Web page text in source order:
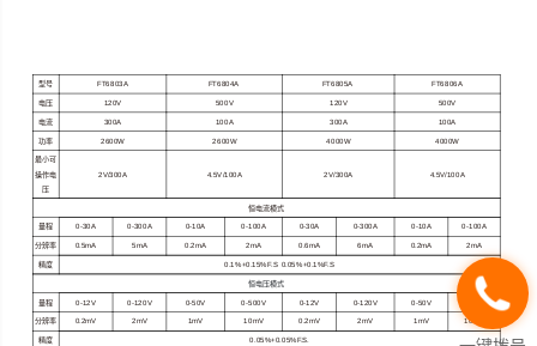
型号 FT6803A FT6804A FT6805A FT6806A
电压 120V 500V 120V 500V
电流 300A 100A 300A 100A
功率 2600W 2600W 4000W 4000W
最小可
操作电
压
2V/300A 4.5V/100A 2V/300A 4.5V/100A
恒电流模式
量程 0-30A 0-300A 0-10A 0-100A 0-30A 0-300A 0-10A 0-100A
分辨率 0.5mA 5mA 0.2mA 2mA 0.6mA 6mA 0.2mA 2mA
精度 0.1%+0.15%F.S 0.05%+0.1%F.S
恒电压模式
量程 0-12V 0-120V 0-50V 0-500V 0-12V 0-120V 0-50V 0-500V
分辨率 0.2mV 2mV 1mV 10mV 0.2mV 2mV 1mV 10mV
精度 0.05%+0.05%F.S.